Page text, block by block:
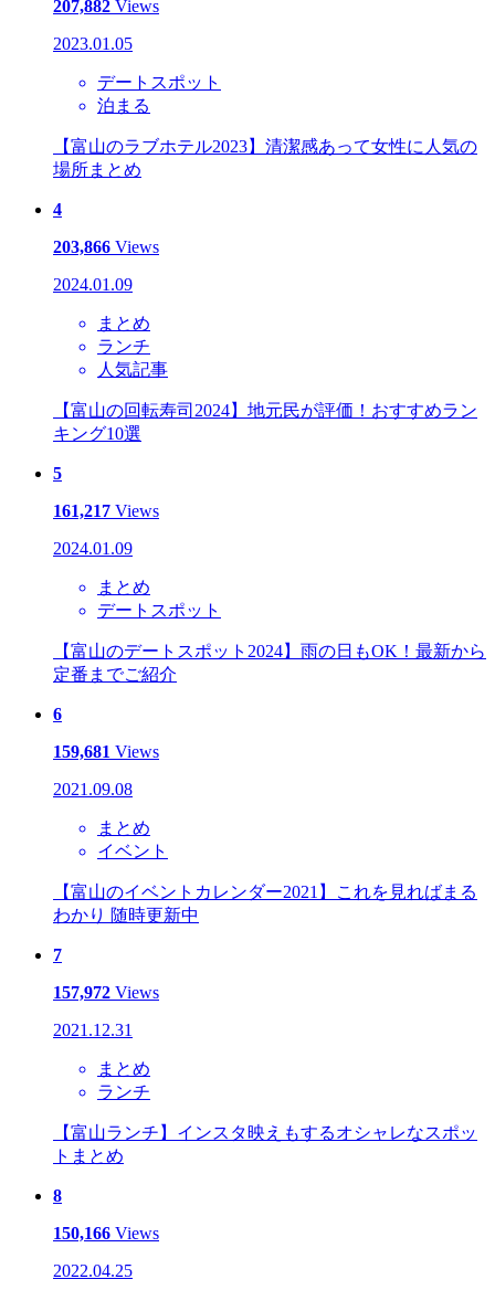
207,882 Views
2023.01.05
デートスポット
泊まる
【富山のラブホテル2023】清潔感あって女性に人気の
場所まとめ
4
203,866 Views
2024.01.09
まとめ
ランチ
人気記事
【富山の回転寿司2024】地元民が評価！おすすめラン
キング10選
5
161,217 Views
2024.01.09
まとめ
デートスポット
【富山のデートスポット2024】雨の日もOK！最新から
定番までご紹介
6
159,681 Views
2021.09.08
まとめ
イベント
【富山のイベントカレンダー2021】これを見ればまる
わかり 随時更新中
7
157,972 Views
2021.12.31
まとめ
ランチ
【富山ランチ】インスタ映えもするオシャレなスポッ
トまとめ
8
150,166 Views
2022.04.25